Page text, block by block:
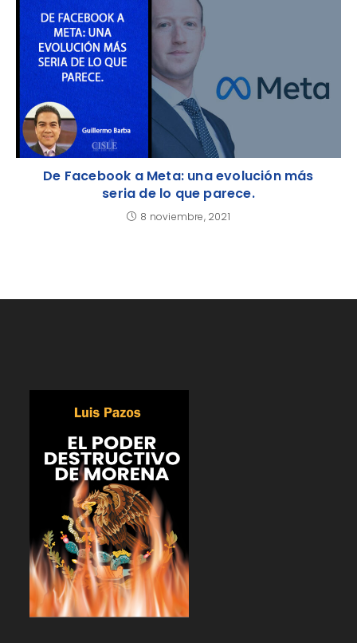
De Facebook a Meta: una evolución más
seria de lo que parece.
8 noviembre, 2021